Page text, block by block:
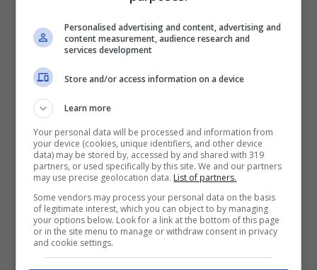
Gamberi con Speck
Chateau Pontet-Canet
Gen 5, 2011
Personalised advertising and content, advertising and
content measurement, audience research and
services development
Store and/or access information on a device
Learn more
Your personal data will be processed and information from
your device (cookies, unique identifiers, and other device
data) may be stored by, accessed by and shared with 319
partners, or used specifically by this site. We and our partners
may use precise geolocation data. List of partners.
Some vendors may process your personal data on the basis
of legitimate interest, which you can object to by managing
your options below. Look for a link at the bottom of this page
or in the site menu to manage or withdraw consent in privacy
and cookie settings.